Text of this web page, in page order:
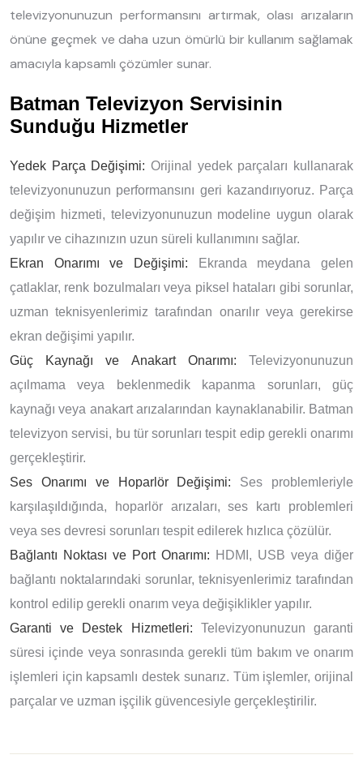
televizyonunuzun performansını artırmak, olası arızaların
önüne geçmek ve daha uzun ömürlü bir kullanım sağlamak
amacıyla kapsamlı çözümler sunar.
Batman Televizyon Servisinin
Sunduğu Hizmetler
Yedek Parça Değişimi: Orijinal yedek parçaları kullanarak
televizyonunuzun performansını geri kazandırıyoruz. Parça
değişim hizmeti, televizyonunuzun modeline uygun olarak
yapılır ve cihazınızın uzun süreli kullanımını sağlar.
Ekran Onarımı ve Değişimi: Ekranda meydana gelen
çatlaklar, renk bozulmaları veya piksel hataları gibi sorunlar,
uzman teknisyenlerimiz tarafından onarılır veya gerekirse
ekran değişimi yapılır.
Güç Kaynağı ve Anakart Onarımı: Televizyonunuzun
açılmama veya beklenmedik kapanma sorunları, güç
kaynağı veya anakart arızalarından kaynaklanabilir. Batman
televizyon servisi, bu tür sorunları tespit edip gerekli onarımı
gerçekleştirir.
Ses Onarımı ve Hoparlör Değişimi: Ses problemleriyle
karşılaşıldığında, hoparlör arızaları, ses kartı problemleri
veya ses devresi sorunları tespit edilerek hızlıca çözülür.
Bağlantı Noktası ve Port Onarımı: HDMI, USB veya diğer
bağlantı noktalarındaki sorunlar, teknisyenlerimiz tarafından
kontrol edilip gerekli onarım veya değişiklikler yapılır.
Garanti ve Destek Hizmetleri: Televizyonunuzun garanti
süresi içinde veya sonrasında gerekli tüm bakım ve onarım
işlemleri için kapsamlı destek sunarız. Tüm işlemler, orijinal
parçalar ve uzman işçilik güvencesiyle gerçekleştirilir.